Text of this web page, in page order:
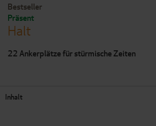
Bestseller
Präsent
Halt
22 Ankerplätze für stürmische Zeiten
Inhalt